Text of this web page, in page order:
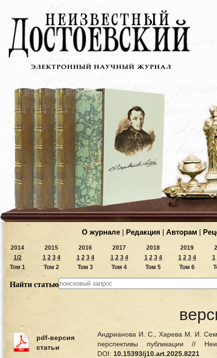
О журнале | Редакция | Авторам |
2014
1/2
Том 1
2015
1 2 3 4
Том 2
2016
1 2 3 4
Том 3
2017
1 2 3 4
Том 4
2018
1 2 3 4
Том 5
2019
1 2 3 4
Том 6
1
Найти статью
pdf-версия
статьи
Андрианова И. С., Харева М. И.
перспективы публикации //
DOI: 10.15393/j10.art.2025.8221